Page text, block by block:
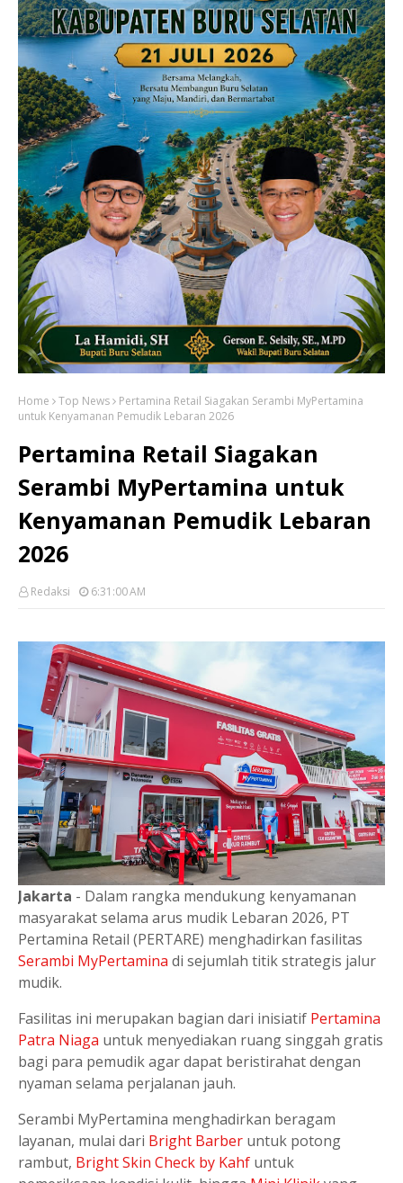
Home Top News
Pertamina Retail Siagakan Serambi MyPertamina
untuk Kenyamanan Pemudik Lebaran 2026
Pertamina Retail Siagakan
Serambi MyPertamina untuk
Kenyamanan Pemudik Lebaran
2026
Redaksi 6:31:00 AM
Jakarta - Dalam rangka mendukung kenyamanan
masyarakat selama arus mudik Lebaran 2026, PT
Pertamina Retail (PERTARE) menghadirkan fasilitas
Serambi MyPertamina di sejumlah titik strategis jalur
mudik.
Fasilitas ini merupakan bagian dari inisiatif Pertamina
Patra Niaga untuk menyediakan ruang singgah gratis
bagi para pemudik agar dapat beristirahat dengan
nyaman selama perjalanan jauh.
Serambi MyPertamina menghadirkan beragam
layanan, mulai dari Bright Barber untuk potong
rambut, Bright Skin Check by Kahf untuk